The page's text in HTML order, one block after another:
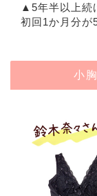
▲5年半以上続
初回1か月分が
小